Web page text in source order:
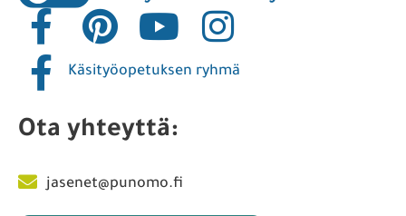
Käsityöopetuksen ryhmä
Ota yhteyttä:
jasenet@punomo.fi